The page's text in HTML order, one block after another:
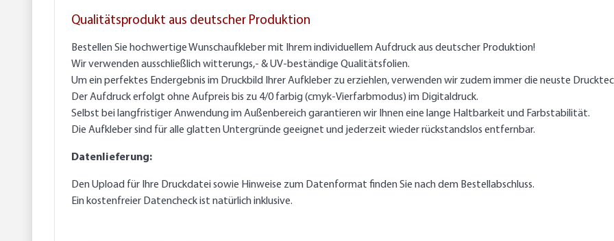
Qualitätsprodukt aus deutscher Produktion
Bestellen Sie hochwertige Wunschaufkleber mit Ihrem individuellem Aufdruck aus deutscher Produktion!
Wir verwenden ausschließlich witterungs,- & UV-beständige Qualitätsfolien.
Um ein perfektes Endergebnis im Druckbild Ihrer Aufkleber zu erziehlen, verwenden wir zudem immer die neuste
Der Aufdruck erfolgt ohne Aufpreis bis zu 4/0 farbig (cmyk-Vierfarbmodus) im Digitaldruck.
Selbst bei langfristiger Anwendung im Außenbereich garantieren wir Ihnen eine lange Haltbarkeit und Farbstabilität.
Die Aufkleber sind für alle glatten Untergründe geeignet und jederzeit wieder rückstandslos entfernbar.
Datenlieferung:
Den Upload für Ihre Druckdatei sowie Hinweise zum Datenformat finden Sie nach dem Bestellabschluss.
Ein kostenfreier Datencheck ist natürlich inklusive.